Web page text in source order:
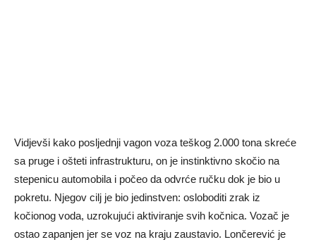
Vidjevši kako posljednji vagon voza teškog 2.000 tona skreće
sa pruge i ošteti infrastrukturu, on je instinktivno skočio na
stepenicu automobila i počeo da odvrće ručku dok je bio u
pokretu. Njegov cilj je bio jedinstven: osloboditi zrak iz
kočionog voda, uzrokujući aktiviranje svih kočnica. Vozač je
ostao zapanjen jer se voz na kraju zaustavio. Lončerević je